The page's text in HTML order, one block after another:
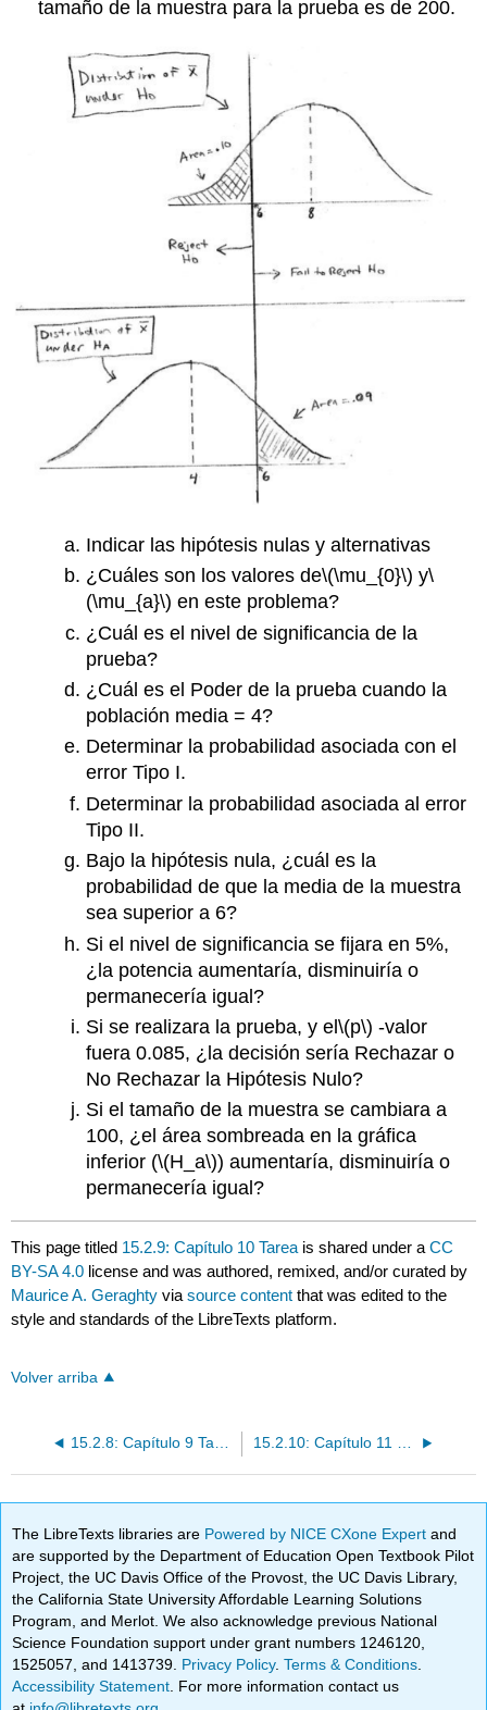
tamaño de la muestra para la prueba es de 200.
Indicar las hipótesis nulas y alternativas
¿Cuáles son los valores de\(\mu_{0}\) y\
(\mu_{a}\) en este problema?
¿Cuál es el nivel de significancia de la
prueba?
¿Cuál es el Poder de la prueba cuando la
población media = 4?
Determinar la probabilidad asociada con el
error Tipo I.
Determinar la probabilidad asociada al error
Tipo II.
Bajo la hipótesis nula, ¿cuál es la
probabilidad de que la media de la muestra
sea superior a 6?
Si el nivel de significancia se fijara en 5%,
¿la potencia aumentaría, disminuiría o
permanecería igual?
Si se realizara la prueba, y el\(p\) ‐valor
fuera 0.085, ¿la decisión sería Rechazar o
No Rechazar la Hipótesis Nulo?
Si el tamaño de la muestra se cambiara a
100, ¿el área sombreada en la gráfica
inferior (\(H_a\)) aumentaría, disminuiría o
permanecería igual?
This page titled 15.2.9: Capítulo 10 Tarea is shared under aCC
BY-SA 4.0 license and was authored, remixed, and/or curated by
Maurice A. Geraghty viasource content that was edited to the
style and standards of the LibreTexts platform.
Volver arriba
The LibreTexts libraries are Powered by NICE CXone Expertand
are supported by the Department of Education Open Textbook Pilot
Project, the UC Davis Office of the Provost, the UC Davis Library,
the California State University Affordable Learning Solutions
Program, and Merlot. We also acknowledge previous National
Science Foundation support under grant numbers 1246120,
1525057, and 1413739. Privacy Policy.Terms & Conditions
Accessibility Statement . For more information contact us